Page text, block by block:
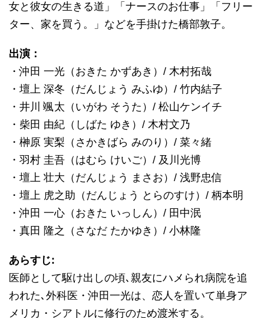
女と彼女の生きる道」「ナースのお仕事」「フリー
ター、家を買う。」などを手掛けた橋部敦子。
出演：
・沖田 一光（おきた かずあき）/ 木村拓哉
・壇上 深冬（だんじょう みふゆ）/ 竹内結子
・井川 颯太（いがわ そうた）/ 松山ケンイチ
・柴田 由紀（しばた ゆき）/ 木村文乃
・榊原 実梨（さかきばら みのり）/ 菜々緒
・羽村 圭吾（はむら けいご）/ 及川光博
・壇上 壮大（だんじょう まさお）/ 浅野忠信
・壇上 虎之助（だんじょう とらのすけ）/ 柄本明
・沖田 一心（おきた いっしん）/ 田中泯
・真田 隆之（さなだ たかゆき）/ 小林隆
あらすじ:
医師として駆け出しの頃､親友にハメられ病院を追
われた､外科医・沖田一光は、恋人を置いて単身ア
メリカ・シアトルに修行のため渡米する。